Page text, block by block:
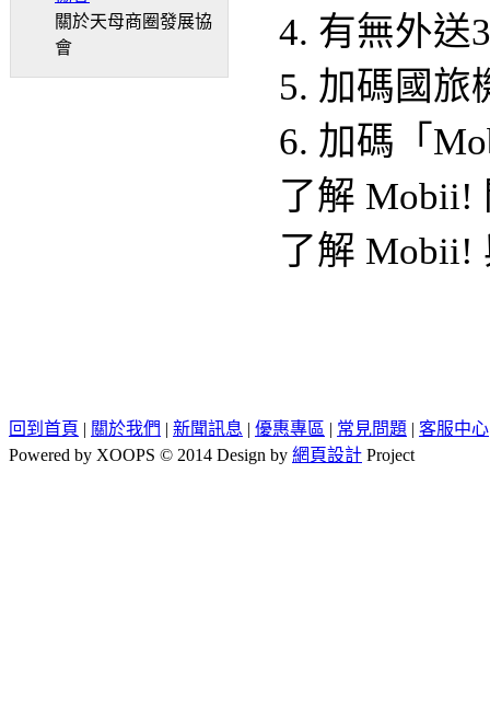
關於天母商圈發展協
會
4. 有無外送
5. 加碼國旅
6. 加碼「
了解 Mobii!
了解 Mobii!
回到首頁 | 關於我們 | 新聞訊息 | 優惠專區 | 常見問題 | 客服中心
Powered by XOOPS © 2014 Design by 網頁設計 Project